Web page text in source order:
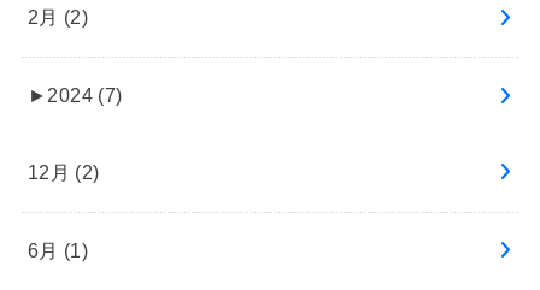
2月 (2)
► 2024 (7)
12月 (2)
6月 (1)